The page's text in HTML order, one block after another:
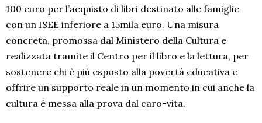
100 euro per l’acquisto di libri destinato alle famiglie
con un ISEE inferiore a 15mila euro. Una misura
concreta, promossa dal Ministero della Cultura e
realizzata tramite il Centro per il libro e la lettura, per
sostenere chi è più esposto alla povertà educativa e
offrire un supporto reale in un momento in cui anche la
cultura è messa alla prova dal caro-vita.